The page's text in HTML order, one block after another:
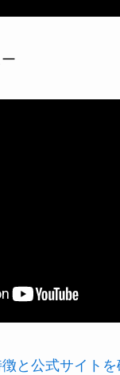
と公式サイト